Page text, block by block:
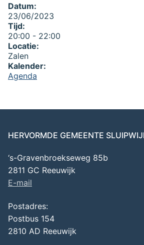
Datum:
23/06/2023
Tijd:
20:00 - 22:00
Locatie:
Zalen
Kalender:
Agenda
HERVORMDE GEMEENTE
‘s-Gravenbroekseweg 85b
2811 GC Reeuwijk
E-mail
Postadres:
Postbus 154
2810 AD Reeuwijk